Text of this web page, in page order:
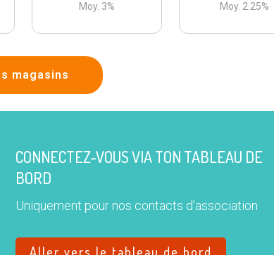
Moy. 3% Moy. 2.25%
magasins
CONNECTEZ-VOUS VIA TON TABLEAU DE
BORD
Uniquement pour nos contacts d'association
Aller vers le tableau de bord